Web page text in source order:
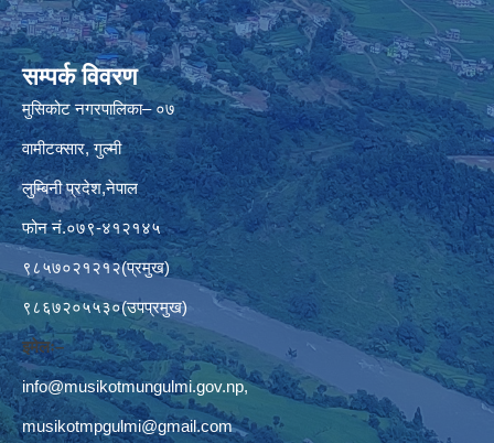
सम्पर्क विवरण
मुसिकोट नगरपालिका– ०७
वामीटक्सार, गुल्मी
लुम्बिनी प्रदेश,नेपाल
फोन नं.०७९-४१२१४५
९८५७०२१२१२(प्रमुख)
९८६७२०५५३०(उपप्रमुख)
इमेलः–
info@musikotmungulmi.gov.np,
musikotmpgulmi@gmail.com